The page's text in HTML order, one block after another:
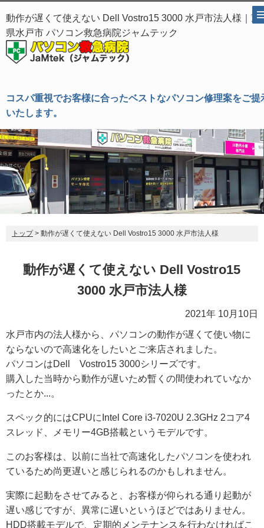
動作が遅くて使えない Dell Vostro15 3000 水戸市法人様｜茨
県水戸市 パソコン救急病院ジャムテック
コスパ重視でお客様に合ったベストなパソコン修理案をご提
いたします。
トップ> 動作が遅くて使えない Dell Vostro15 3000 水戸市法人様
動作が遅くて使えない Dell Vostro15
3000 水戸市法人様
2021年 10月10日
水戸市内の法人様から、パソコンの動作が遅くて使い物に
ならないので高速化をしたいとご来店されました。
パソコンはDell Vostro15 3000シリーズです。
購入した当時から動作が遅いため暫くの間使われていなか
ったとか...。
スペック的にはCPUにIntel Core i3-7020U 2.3GHz 2コア4
スレッド、メモリー4GB搭載というモデルです。
このお客様は、以前に当社で高速化したパソコンを使われ
ているため尚更遅いと感じられるのかもしれません。
実際に起動をさせてみると、お客様が仰られる通り起動が
遅い感じですが、異常に遅いというほどではありません。
HDD搭載モデルで、定期的メンテナンスを行わなければこ